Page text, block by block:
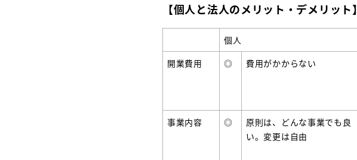
【個人と法人のメリット・デメリット】
個人
開業費用
◎ 費用がかからない
事業内容 ◎
原則は、どんな事業でも良
い。変更は自由